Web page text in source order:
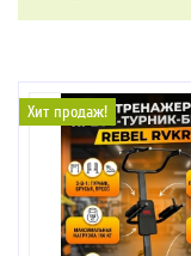
Хит продаж!